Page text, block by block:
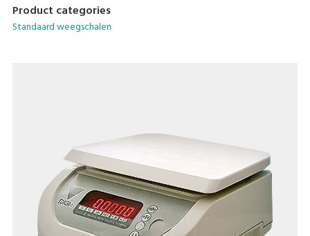
Product categories
Standaard weegschalen